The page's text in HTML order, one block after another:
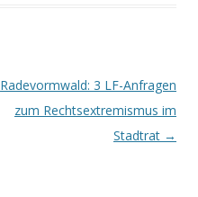
Radevormwald: 3 LF-Anfragen
zum Rechtsextremismus im
Stadtrat →